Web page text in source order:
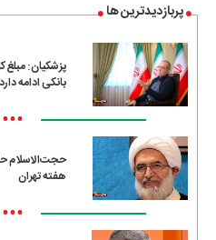
پربازدیدترین ها
پزشکیان: مبلغ
بانکی ادامه دارد
•••
حجت‌الاسلام
هفته تهران
•••